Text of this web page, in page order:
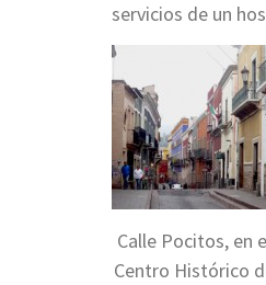
servicios de un
Calle Pocitos, en
Centro Histórico